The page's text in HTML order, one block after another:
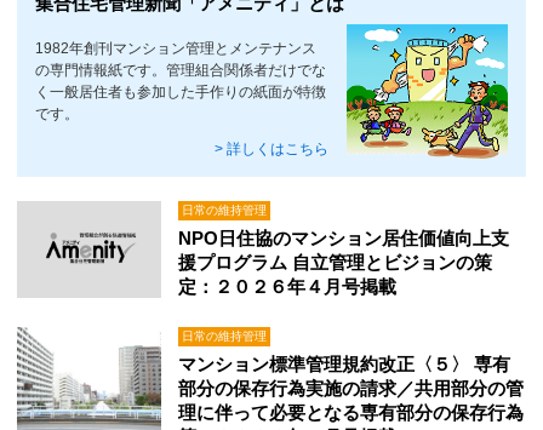
1982年創刊マンション管理とメンテナンス
の専門情報紙です。管理組合関係者だけでな
く一般居住者も参加した手作りの紙面が特徴
です。
> 詳しくはこちら
日常の維持管理
NPO日住協のマンション居住価値向上支
援プログラム 自立管理とビジョンの策
定：２０２６年４月号掲載
日常の維持管理
マンション標準管理規約改正〈５〉 専有
部分の保存行為実施の請求／共用部分の管
理に伴って必要となる専有部分の保存行為